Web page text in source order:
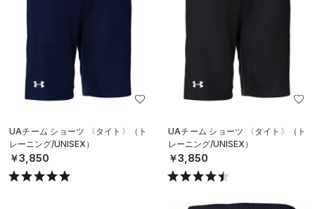
UAチーム ショーツ 〈タイト〉（ト
レーニング/UNISEX）
￥3,850
UAチーム ショーツ 〈タイト〉（ト
レーニング/UNISEX）
￥3,850